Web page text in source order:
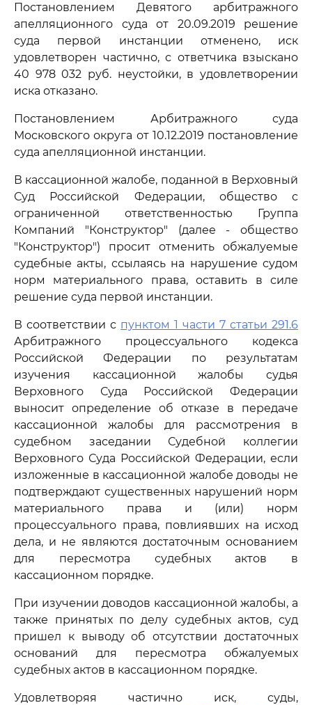
Постановлением Девятого арбитражного
апелляционного суда от 20.09.2019 решение
суда первой инстанции отменено, иск
удовлетворен частично, с ответчика взыскано
40 978 032 руб. неустойки, в удовлетворении
иска отказано.
Постановлением Арбитражного суда
Московского округа от 10.12.2019 постановление
суда апелляционной инстанции.
В кассационной жалобе, поданной в Верховный
Суд Российской Федерации, общество с
ограниченной ответственностью Группа
Компаний "Конструктор" (далее - общество
"Конструктор") просит отменить обжалуемые
судебные акты, ссылаясь на нарушение судом
норм материального права, оставить в силе
решение суда первой инстанции.
В соответствии с пунктом 1 части 7 статьи 291.6
Арбитражного процессуального кодекса
Российской Федерации по результатам
изучения кассационной жалобы судья
Верховного Суда Российской Федерации
выносит определение об отказе в передаче
кассационной жалобы для рассмотрения в
судебном заседании Судебной коллегии
Верховного Суда Российской Федерации, если
изложенные в кассационной жалобе доводы не
подтверждают существенных нарушений норм
материального права и (или) норм
процессуального права, повлиявших на исход
дела, и не являются достаточным основанием
для пересмотра судебных актов в
кассационном порядке.
При изучении доводов кассационной жалобы, а
также принятых по делу судебных актов, суд
пришел к выводу об отсутствии достаточных
оснований для пересмотра обжалуемых
судебных актов в кассационном порядке.
Удовлетворяя частично иск, суды,